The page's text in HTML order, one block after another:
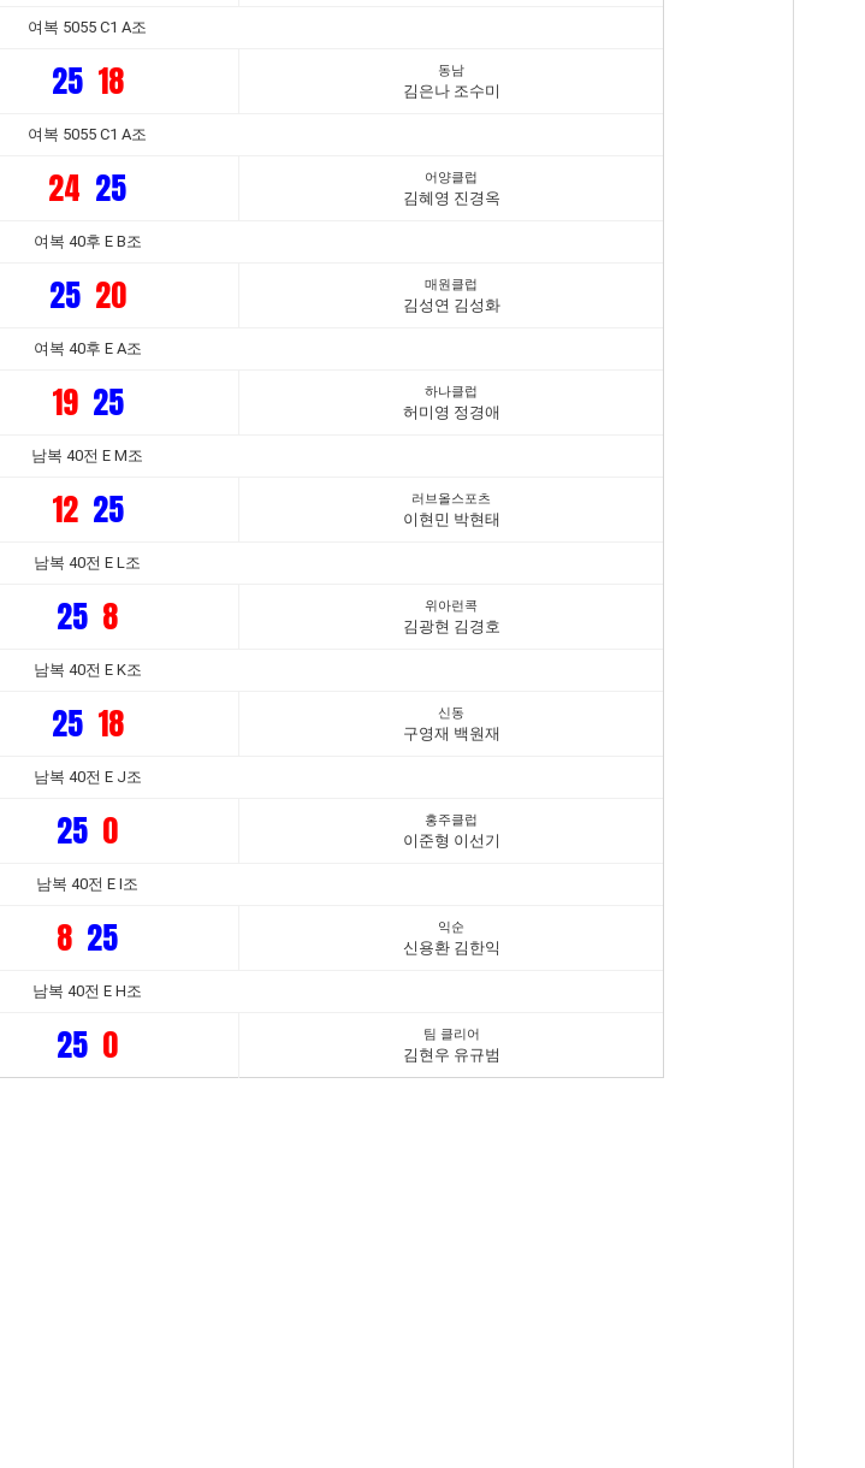
여복 5055 C1 A조
25 18 동남
김은나 조수미
여복 5055 C1 A조
24 25 어양클럽
김혜영 진경옥
여복 40후 E B조
25 20 매원클럽
김성연 김성화
여복 40후 E A조
19 25 하나클럽
허미영 정경애
남복 40전 E M조
12 25 러브올스포츠
이현민 박현태
남복 40전 E L조
25 8 위아런콕
김광현 김경호
남복 40전 E K조
25 18 신동
구영재 백원재
남복 40전 E J조
25 0 홍주클럽
이준형 이선기
남복 40전 E I조
8 25 익순
신용환 김한익
남복 40전 E H조
25 0 팀 클리어
김현우 유규범